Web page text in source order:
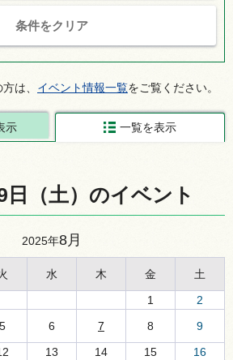
条件をクリア
は、 イベント情報一覧をご覧ください。
示 一覧を表示
日（土）のイベント
2025年8月
水 木 金
土
1
2
5 6 7 8
9
13 14 15
16